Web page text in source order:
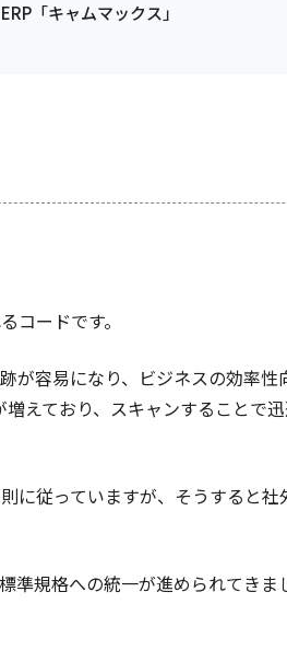
「キャムマックス」
コードです。
が容易になり、ビジネスの効率
えており、スキャンすることで
に従っていますが、そうすると
規格への統一が進められてきま